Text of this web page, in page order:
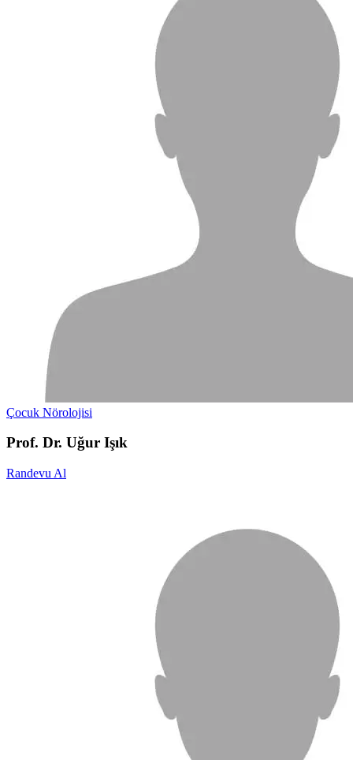
Çocuk Nörolojisi
Prof. Dr. Uğur Işık
Randevu Al